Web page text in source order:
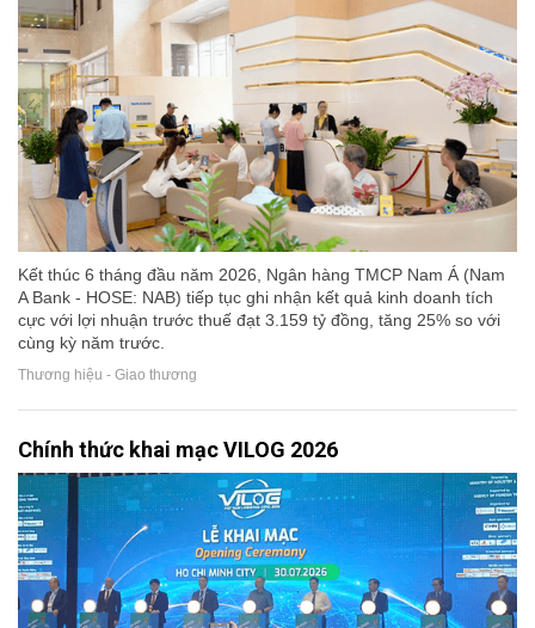
Kết thúc 6 tháng đầu năm 2026, Ngân hàng TMCP Nam Á (Nam
A Bank - HOSE: NAB) tiếp tục ghi nhận kết quả kinh doanh tích
cực với lợi nhuận trước thuế đạt 3.159 tỷ đồng, tăng 25% so với
cùng kỳ năm trước.
Thương hiệu - Giao thương
Chính thức khai mạc VILOG 2026